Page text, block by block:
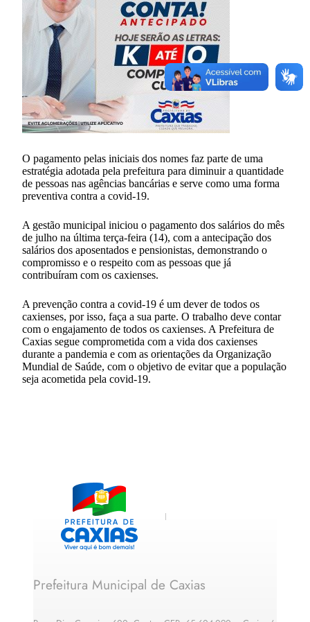
O pagamento pelas iniciais dos nomes faz parte de uma
estratégia adotada pela prefeitura para diminuir a quantidade
de pessoas nas agências bancárias e serve como uma forma
preventiva contra a covid-19.
A gestão municipal iniciou o pagamento dos salários do mês
de julho na última terça-feira (14), com a antecipação dos
salários dos aposentados e pensionistas, demonstrando o
compromisso e o respeito com as pessoas que já
contribuíram com os caxienses.
A prevenção contra a covid-19 é um dever de todos os
caxienses, por isso, faça a sua parte. O trabalho deve contar
com o engajamento de todos os caxienses. A Prefeitura de
Caxias segue comprometida com a vida dos caxienses
durante a pandemia e com as orientações da Organização
Mundial de Saúde, com o objetivo de evitar que a população
seja acometida pela covid-19.
Prefeitura Municipal de Caxias